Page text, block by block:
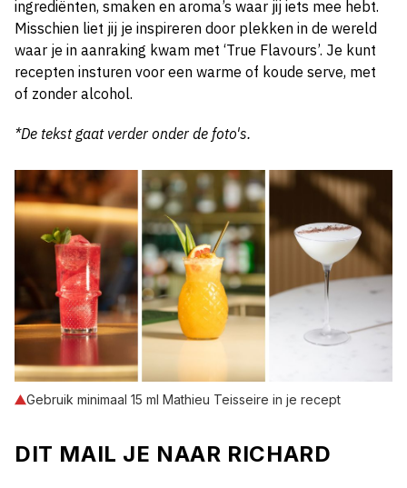
ingrediënten, smaken en aroma’s waar jij iets mee hebt.
Misschien liet jij je inspireren door plekken in de wereld
waar je in aanraking kwam met ‘True Flavours’. Je kunt
recepten insturen voor een warme of koude serve, met
of zonder alcohol.
*De tekst gaat verder onder de foto's.
Gebruik minimaal 15 ml Mathieu Teisseire in je recept
DIT MAIL JE NAAR RICHARD